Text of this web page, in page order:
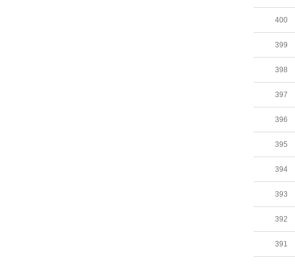
400
399
398
397
396
395
394
393
392
391